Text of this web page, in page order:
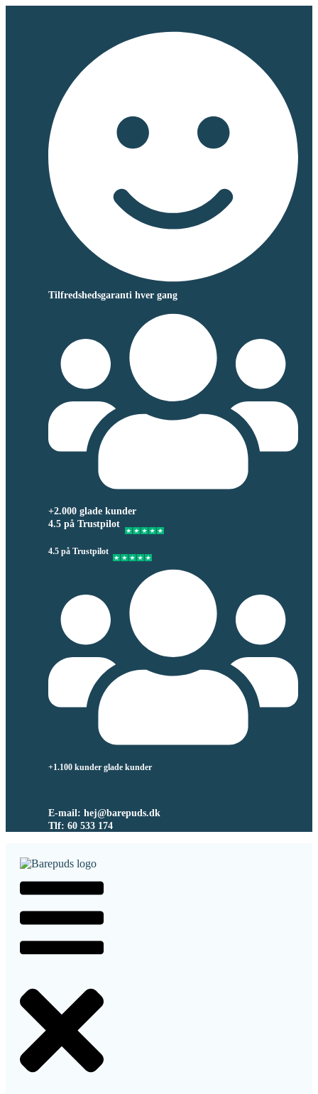
Tilfredshedsgaranti hver gang
+2.000 glade kunder
4.5 på Trustpilot
4.5 på Trustpilot
+1.100 kunder glade kunder
E-mail: hej@barepuds.dk
Tlf: 60 533 174